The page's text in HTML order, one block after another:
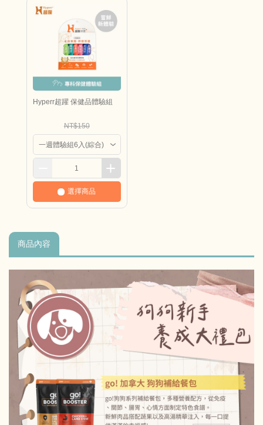
Hyperr超躍 保健品體驗組
NT$150
選擇商品
商品內容